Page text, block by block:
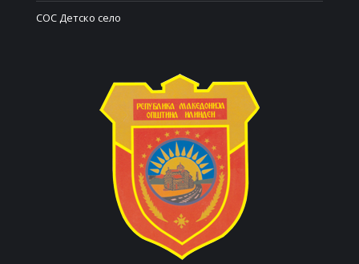
СОС Детско село